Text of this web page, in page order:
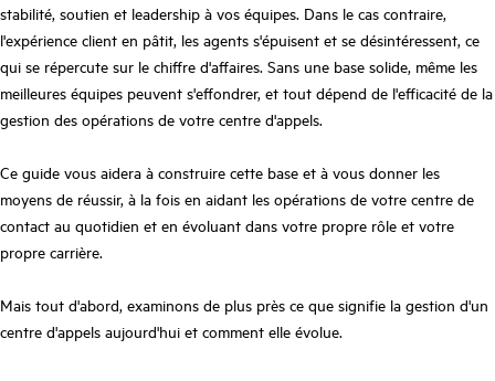
stabilité, soutien et leadership à vos équipes. Dans le cas contraire,
l'expérience client en pâtit, les agents s'épuisent et se désintéressent, ce
qui se répercute sur le chiffre d'affaires. Sans une base solide, même les
meilleures équipes peuvent s'effondrer, et tout dépend de l'efficacité de la
gestion des opérations de votre centre d'appels.
Ce guide vous aidera à construire cette base et à vous donner les
moyens de réussir, à la fois en aidant les opérations de votre centre de
contact au quotidien et en évoluant dans votre propre rôle et votre
propre carrière.
Mais tout d'abord, examinons de plus près ce que signifie la gestion d'un
centre d'appels aujourd'hui et comment elle évolue.